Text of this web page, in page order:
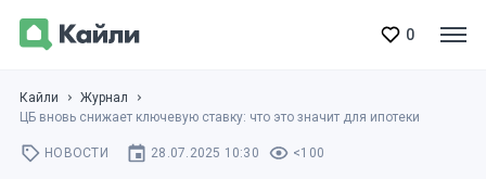
0
Кайли
Журнал
ЦБ вновь снижает ключевую ставку: что это значит для ипотеки
НОВОСТИ 28.07.2025 10:30 <100